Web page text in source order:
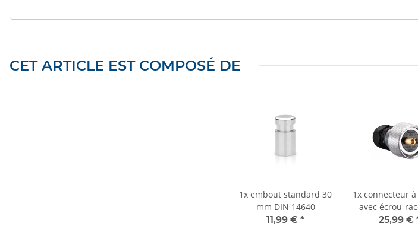
CET ARTICLE EST COMPOSÉ DE
1x embout standard 30
mm DIN 14640
11,99 € *
1x connecteur à
avec écrou-
Contact à vis -
25,99 €